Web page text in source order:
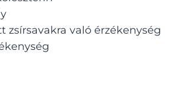
zsírsavakra való érzékenység